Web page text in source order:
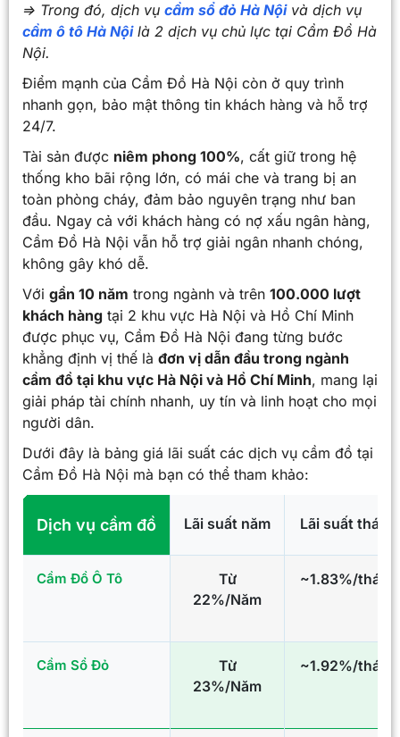
=> Trong đó, dịch vụ cầm sổ đỏ Hà Nộivà dịch vụ
cầm ô tô Hà Nộilà 2 dịch vụ chủ lực tại Cầm Đồ Hà
Nội.
Điểm mạnh của Cầm Đồ Hà Nội còn ở quy trình
nhanh gọn, bảo mật thông tin khách hàng và hỗ trợ
24/7.
Tài sản được niêm phong 100%, cất giữ trong hệ
thống kho bãi rộng lớn, có mái che và trang bị an
toàn phòng cháy, đảm bảo nguyên trạng như ban
đầu. Ngay cả với khách hàng có nợ xấu ngân hàng,
Cầm Đồ Hà Nội vẫn hỗ trợ giải ngân nhanh chóng,
không gây khó dễ.
Với gần 10 năm trong ngành và trên 100.000 lượt
khách hàng tại 2 khu vực Hà Nội và Hồ Chí Minh
được phục vụ, Cầm Đồ Hà Nội đang từng bước
khẳng định vị thế là đơn vị dẫn đầu trong ngành
cầm đồ tại khu vực Hà Nội và Hồ Chí Minh, mang lại
giải pháp tài chính nhanh, uy tín và linh hoạt cho mọi
người dân.
Dưới đây là bảng giá lãi suất các dịch vụ cầm đồ tại
Cầm Đồ Hà Nội mà bạn có thể tham khảo:
Dịch vụ cầm đồ Lãi suất năm Lãi suất tháng
Cầm Đồ Ô Tô
Từ
22%/Năm
~1.83%/tháng
Cầm Sổ Đỏ
Từ
23%/Năm
~1.92%/tháng